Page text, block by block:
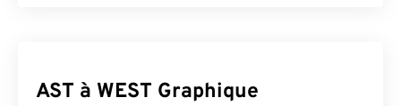
AST à WEST Graphique